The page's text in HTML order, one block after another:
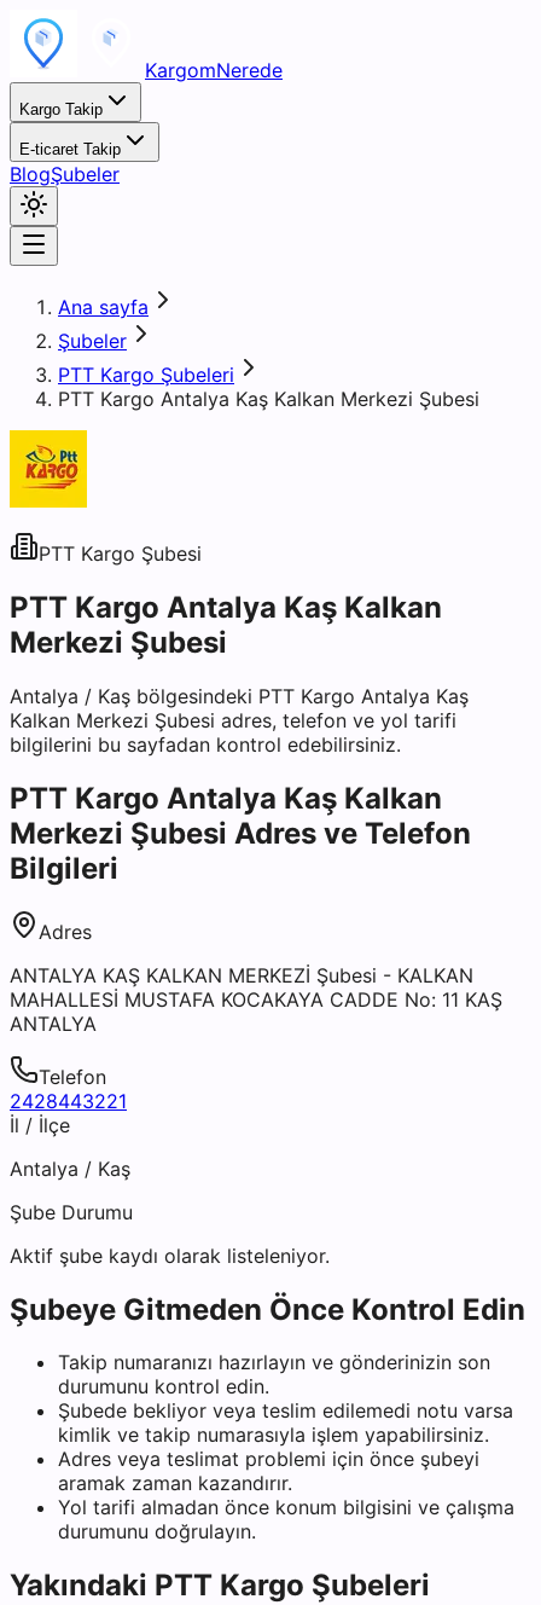
KargomNerede
Kargo Takip
E-ticaret Takip
BlogŞubeler
Ana sayfa
Şubeler
PTT Kargo Şubeleri
PTT Kargo Antalya Kaş Kalkan Merkezi Şubesi
PTT Kargo Şubesi
PTT Kargo Antalya Kaş Kalkan
Merkezi Şubesi
Antalya / Kaş bölgesindeki PTT Kargo Antalya Kaş
Kalkan Merkezi Şubesi adres, telefon ve yol tarifi
bilgilerini bu sayfadan kontrol edebilirsiniz.
PTT Kargo Antalya Kaş Kalkan
Merkezi Şubesi Adres ve Telefon
Bilgileri
Adres
ANTALYA KAŞ KALKAN MERKEZİ Şubesi - KALKAN
MAHALLESİ MUSTAFA KOCAKAYA CADDE No: 11 KAŞ
ANTALYA
Telefon
2428443221
İl / İlçe
Antalya / Kaş
Şube Durumu
Aktif şube kaydı olarak listeleniyor.
Şubeye Gitmeden Önce Kontrol Edin
Takip numaranızı hazırlayın ve gönderinizin son
durumunu kontrol edin.
Şubede bekliyor veya teslim edilemedi notu varsa
kimlik ve takip numarasıyla işlem yapabilirsiniz.
Adres veya teslimat problemi için önce şubeyi
aramak zaman kazandırır.
Yol tarifi almadan önce konum bilgisini ve çalışma
durumunu doğrulayın.
Yakındaki PTT Kargo Şubeleri